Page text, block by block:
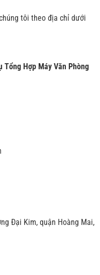
tôi theo địa chỉ dưới
Tổng Hợp Máy Văn Phòng
Đại Kim, quận Hoàng Mai,